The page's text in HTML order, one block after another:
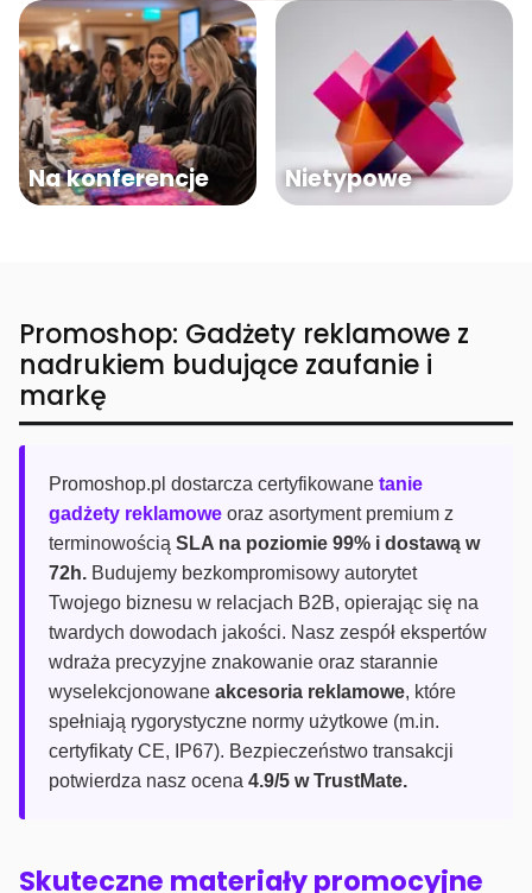
Na konferencje Nietypowe
Promoshop: Gadżety reklamowe z
nadrukiem budujące zaufanie i
markę
Promoshop.pl dostarcza certyfikowane tanie
gadżety reklamowe oraz asortyment premium z
terminowością SLA na poziomie 99% i dostawą w
72h. Budujemy bezkompromisowy autorytet
Twojego biznesu w relacjach B2B, opierając się na
twardych dowodach jakości. Nasz zespół ekspertów
wdraża precyzyjne znakowanie oraz starannie
wyselekcjonowane akcesoria reklamowe, które
spełniają rygorystyczne normy użytkowe (m.in.
certyfikaty CE, IP67). Bezpieczeństwo transakcji
potwierdza nasz ocena 4.9/5 w TrustMate.
Skuteczne materiały promocyjne